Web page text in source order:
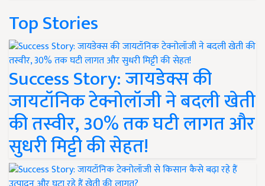
Top Stories
Success Story: जायडेक्स की
जायटॉनिक टेक्नोलॉजी ने बदली खेती
की तस्वीर, 30% तक घटी लागत और
सुधरी मिट्टी की सेहत!